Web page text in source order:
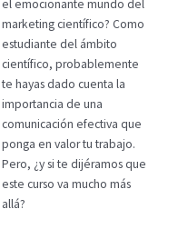
el emocionante mundo del
marketing científico? Como
estudiante del ámbito
científico, probablemente
te hayas dado cuenta la
importancia de una
comunicación efectiva que
ponga en valor tu trabajo.
Pero, ¿y si te dijéramos que
este curso va mucho más
allá?